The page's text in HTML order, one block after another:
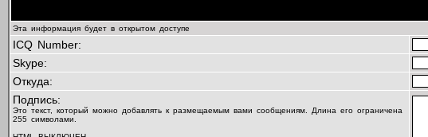
Эта информация будет в открытом доступе
ICQ Number:
Skype:
Откуда:
Подпись:
Это текст, который можно добавлять к размещаемым вами сообщениям. Длина его ограничена
255 символами.